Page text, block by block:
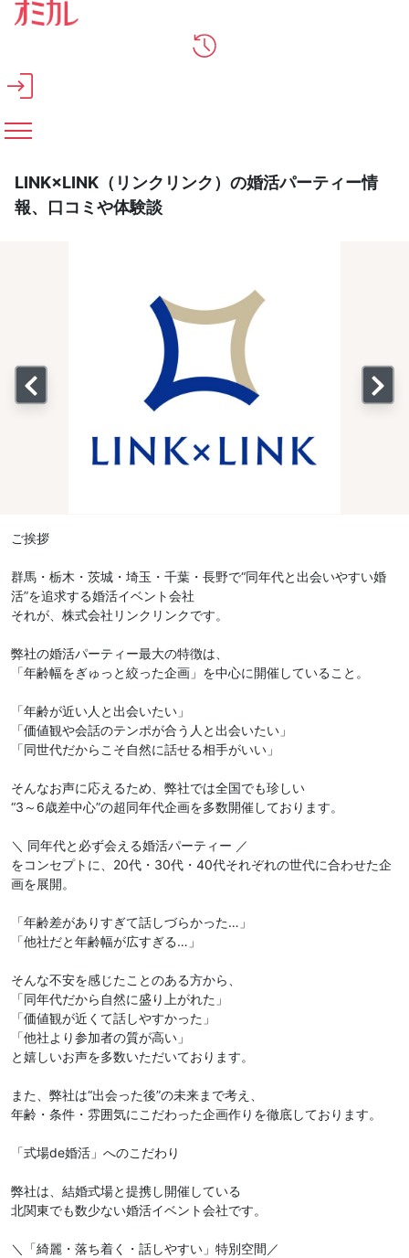
メインコンテンツへスキップ
LINK×LINK（リンクリンク）の婚活パーティー情
報、口コミや体験談
ご挨拶
群馬・栃木・茨城・埼玉・千葉・長野で“同年代と出会いやすい婚
活”を追求する婚活イベント会社
それが、株式会社リンクリンクです。
弊社の婚活パーティー最大の特徴は、
「年齢幅をぎゅっと絞った企画」を中心に開催していること。
「年齢が近い人と出会いたい」
「価値観や会話のテンポが合う人と出会いたい」
「同世代だからこそ自然に話せる相手がいい」
そんなお声に応えるため、弊社では全国でも珍しい
“3～6歳差中心”の超同年代企画を多数開催しております。
＼ 同年代と必ず会える婚活パーティー ／
をコンセプトに、20代・30代・40代それぞれの世代に合わせた企
画を展開。
「年齢差がありすぎて話しづらかった…」
「他社だと年齢幅が広すぎる…」
そんな不安を感じたことのある方から、
「同年代だから自然に盛り上がれた」
「価値観が近くて話しやすかった」
「他社より参加者の質が高い」
と嬉しいお声を多数いただいております。
また、弊社は“出会った後”の未来まで考え、
年齢・条件・雰囲気にこだわった企画作りを徹底しております。
「式場de婚活」へのこだわり
弊社は、結婚式場と提携し開催している
北関東でも数少ない婚活イベント会社です。
＼「綺麗・落ち着く・話しやすい」特別空間／